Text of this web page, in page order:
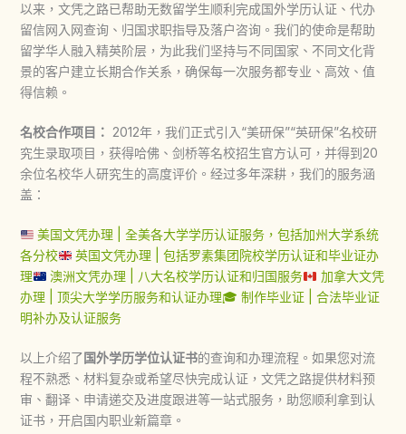
以来，文凭之路已帮助无数留学生顺利完成国外学历认证、代办
留信网入网查询、归国求职指导及落户咨询。我们的使命是帮助
留学华人融入精英阶层，为此我们坚持与不同国家、不同文化背
景的客户建立长期合作关系，确保每一次服务都专业、高效、值
得信赖。
名校合作项目： 2012年，我们正式引入“美研保”“英研保”名校研
究生录取项目，获得哈佛、剑桥等名校招生官方认可，并得到20
余位名校华人研究生的高度评价。经过多年深耕，我们的服务涵
盖：
美国文凭办理 | 全美各大学学历认证服务，包括加州大学系统
各分校
英国文凭办理 | 包括罗素集团院校学历认证和毕业证办
理
澳洲文凭办理 | 八大名校学历认证和归国服务
加拿大文凭
办理 | 顶尖大学学历服务和认证办理🎓 制作毕业证 | 合法毕业证
明补办及认证服务
以上介绍了国外学历学位认证书的查询和办理流程。如果您对流
程不熟悉、材料复杂或希望尽快完成认证，文凭之路提供材料预
审、翻译、申请递交及进度跟进等一站式服务，助您顺利拿到认
证书，开启国内职业新篇章。